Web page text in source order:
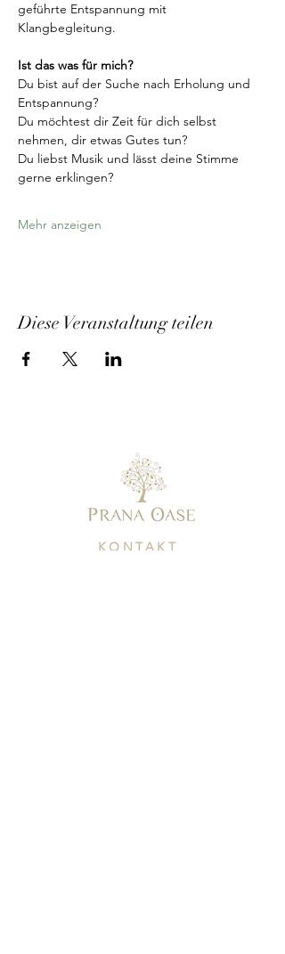
geführte Entspannung mit
Klangbegleitung.
Ist das was für mich?
Du bist auf der Suche nach Erholung und
Entspannung?
Du möchtest dir Zeit für dich selbst
nehmen, dir etwas Gutes tun?
Du liebst Musik und lässt deine Stimme
gerne erklingen?
Mehr anzeigen
Diese Veranstaltung teilen
KONTAKT